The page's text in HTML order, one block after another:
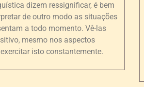
dizem ressignificar, é bem
de outro modo as situações
a todo momento. Vê-las
mesmo nos aspectos
isto constantemente.